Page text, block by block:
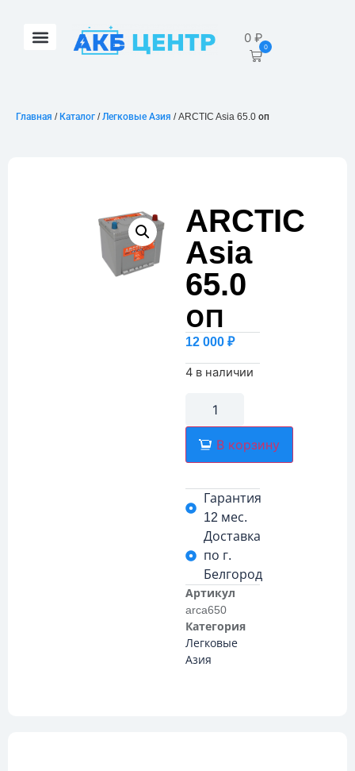
0₽
0
Главная / Каталог /Легковые Азия / ARCTIC Asia 65.0 оп
ARCTIC
Asia
65.0
оп
12 000 ₽
4 в наличии
В корзину
Гарантия
12 мес.
Доставка
по г.
Белгород
Артикул
arca650
Категория
Легковые
Азия